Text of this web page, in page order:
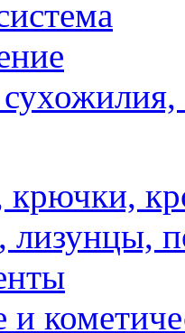
крючки,
лизунцы,